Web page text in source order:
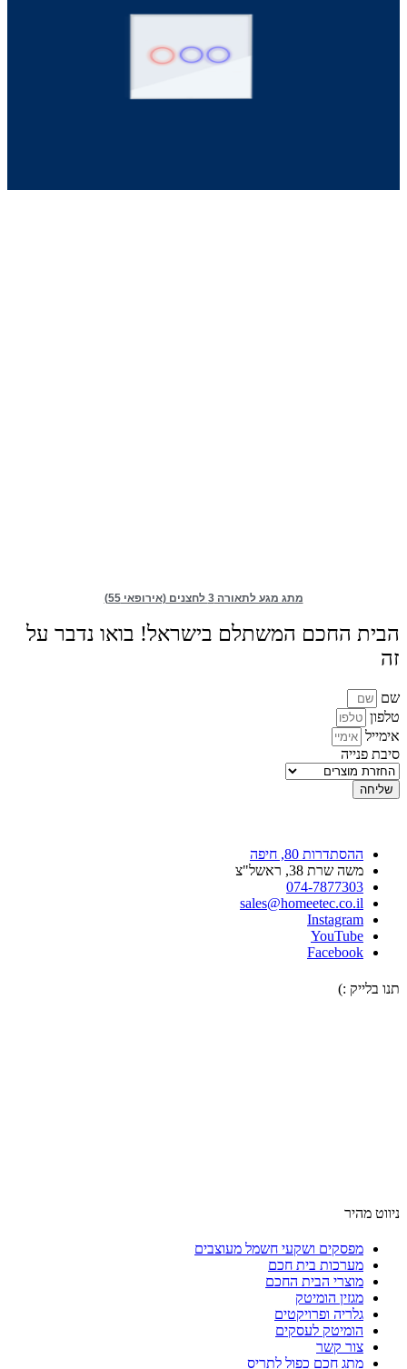
מתג מגע לתאורה 3 לחצנים (אירופאי 55)
הבית החכם המשתלם בישראל! בואו נדבר על
זה
שם
טלפון
אימייל
סיבת פנייה
שליחה
ההסתדרות 80, חיפה
משה שרת 38, ראשל"צ
074-7877303
sales@homeetec.co.il
Instagram
YouTube
Facebook
תנו בלייק :)
ניווט מהיר
מפסקים ושקעי חשמל מעוצבים
מערכות בית חכם
מוצרי הבית החכם
מגזין הומיטק
גלריה ופרויקטים
הומיטק לעסקים
צור קשר
מתג חכם כפול לתריס